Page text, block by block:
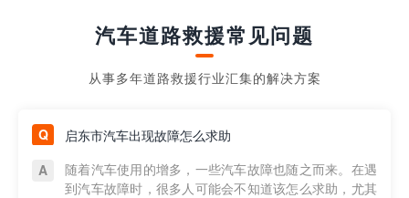
汽车道路救援常见问题
从事多年道路救援行业汇集的解决方案
启东市汽车出现故障怎么求助
随着汽车使用的增多，一些汽车故障也随之而来。在遇
到汽车故障时，很多人可能会不知道该怎么求助，尤其